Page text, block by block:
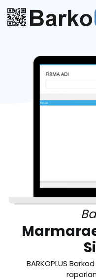
BARKOPLUS